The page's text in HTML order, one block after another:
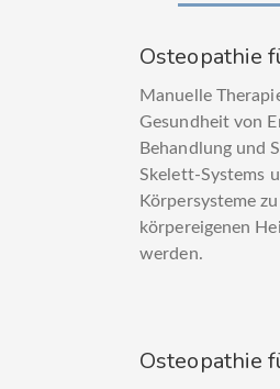
Osteopathie
Manuelle
Gesundheit von
Behandlung und
Skelett-Systems
Körpersysteme
körpereigenen
werden.
Osteopathie